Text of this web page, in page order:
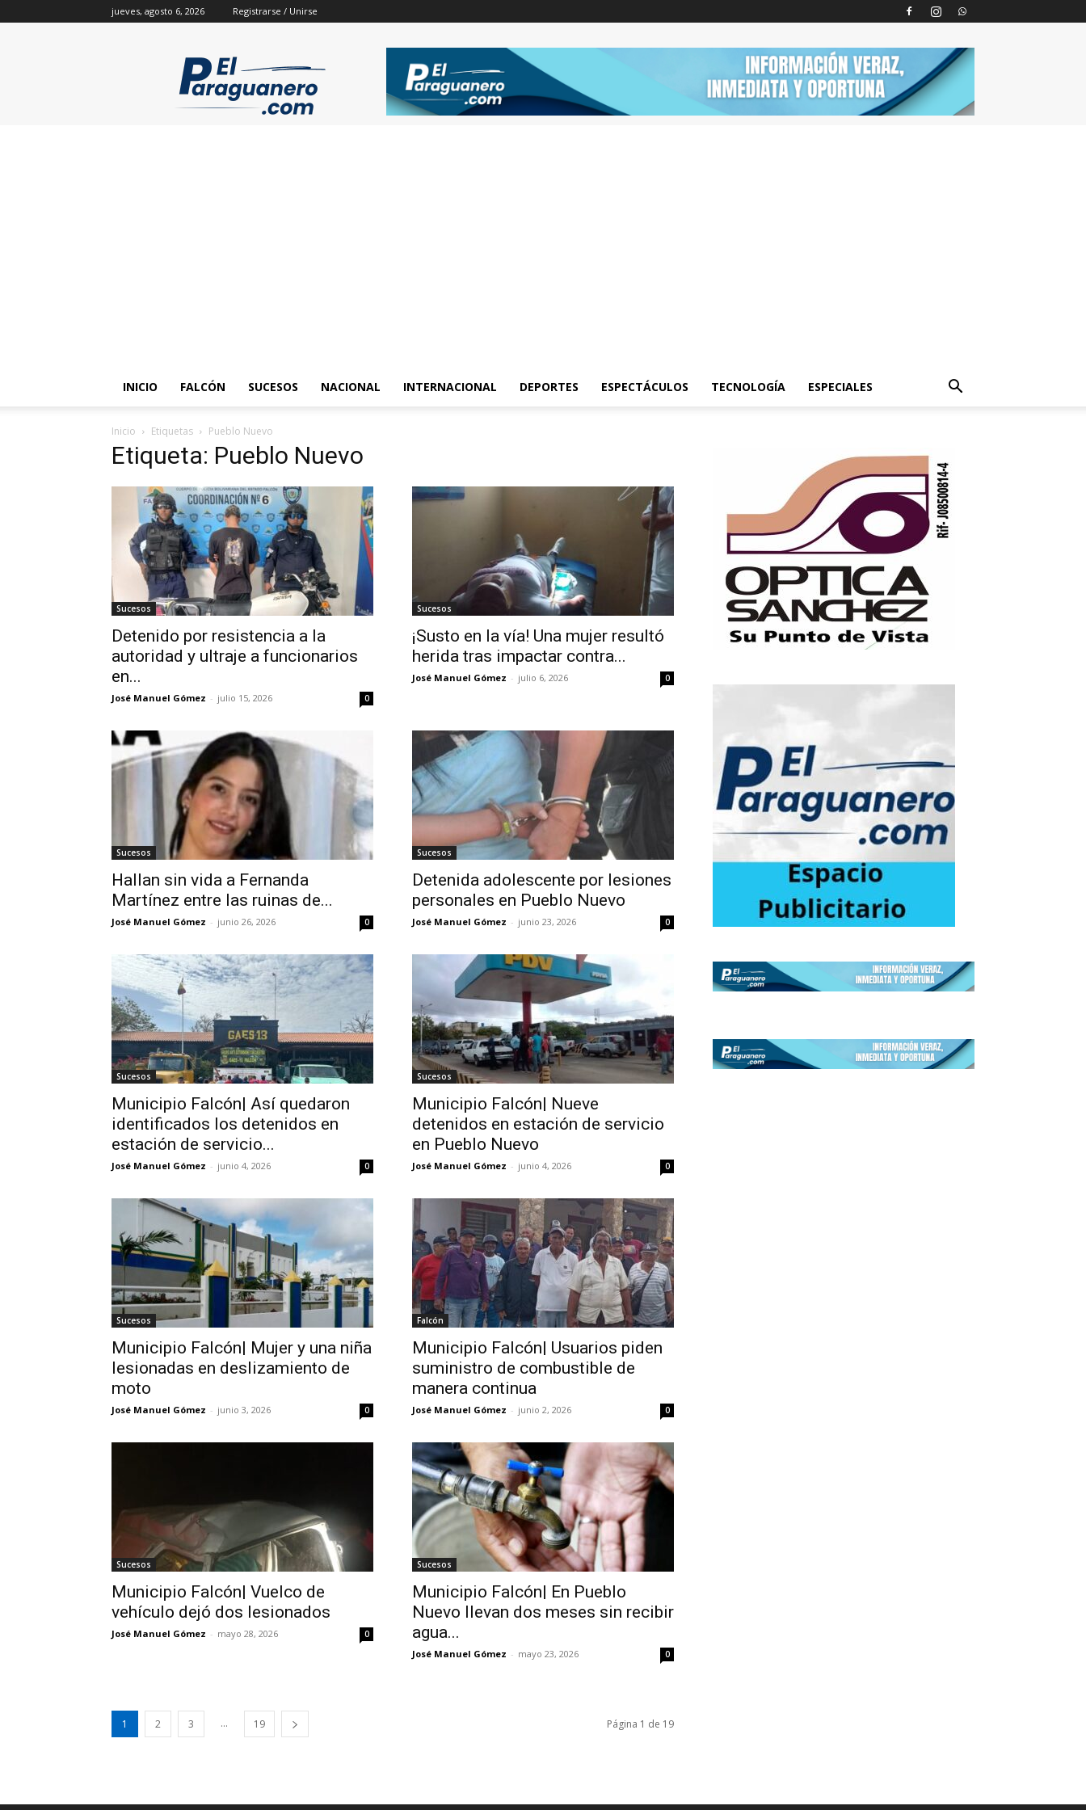
jueves, agosto 6, 2026 Registrarse / Unirse
INICIO FALCÓN SUCESOS NACIONAL INTERNACIONAL DEPORTES ESPECTÁCULOS TECNOLOGÍA ESPECIALES
Inicio Etiquetas Pueblo Nuevo
Etiqueta: Pueblo Nuevo
Sucesos
Detenido por resistencia a la
autoridad y ultraje a funcionarios
en...
José Manuel Gómez - julio 15, 2026 0
Sucesos
¡Susto en la vía! Una mujer resultó
herida tras impactar contra...
José Manuel Gómez - julio 6, 2026 0
Sucesos
Hallan sin vida a Fernanda
Martínez entre las ruinas de...
José Manuel Gómez - junio 26, 2026 0
Sucesos
Detenida adolescente por lesiones
personales en Pueblo Nuevo
José Manuel Gómez - junio 23, 2026 0
Sucesos
Municipio Falcón| Así quedaron
identificados los detenidos en
estación de servicio...
José Manuel Gómez - junio 4, 2026 0
Sucesos
Municipio Falcón| Nueve
detenidos en estación de servicio
en Pueblo Nuevo
José Manuel Gómez - junio 4, 2026 0
Sucesos
Municipio Falcón| Mujer y una niña
lesionadas en deslizamiento de
moto
José Manuel Gómez - junio 3, 2026 0
Falcón
Municipio Falcón| Usuarios piden
suministro de combustible de
manera continua
José Manuel Gómez - junio 2, 2026 0
Sucesos
Municipio Falcón| Vuelco de
vehículo dejó dos lesionados
José Manuel Gómez - mayo 28, 2026 0
Sucesos
Municipio Falcón| En Pueblo
Nuevo llevan dos meses sin recibir
agua...
José Manuel Gómez - mayo 23, 2026 0
1 2 3 ... 19 Página 1 de 19